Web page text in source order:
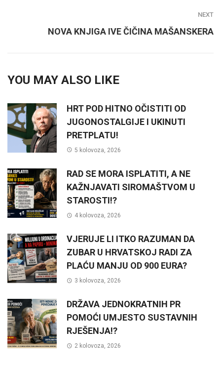
NEXT
NOVA KNJIGA IVE ČIČINA MAŠANSKERA
YOU MAY ALSO LIKE
HRT POD HITNO OČISTITI OD
JUGONOSTALGIJE I UKINUTI
PRETPLATU!
5 kolovoza, 2026
RAD SE MORA ISPLATITI, A NE
KAŽNJAVATI SIROMAŠTVOM U
STAROSTI!?
4 kolovoza, 2026
VJERUJE LI ITKO RAZUMAN DA
ZUBAR U HRVATSKOJ RADI ZA
PLAĆU MANJU OD 900 EURA?
3 kolovoza, 2026
DRŽAVA JEDNOKRATNIH PR
POMOĆI UMJESTO SUSTAVNIH
RJEŠENJA!?
2 kolovoza, 2026